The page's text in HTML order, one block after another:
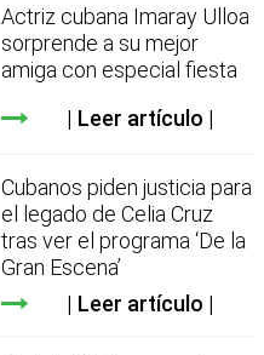
Actriz cubana Imaray Ulloa
sorprende a su mejor
amiga con especial fiesta
Leer artículo
Cubanos piden justicia para
el legado de Celia Cruz
tras ver el programa ‘De la
Gran Escena’
Leer artículo